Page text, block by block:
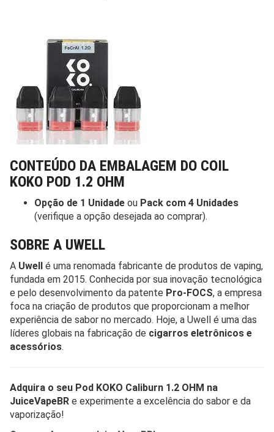
CONTEÚDO DA EMBALAGEM DO COIL
KOKO POD 1.2 OHM
Opção de 1 Unidade ou Pack com 4 Unidades
(verifique a opção desejada ao comprar).
SOBRE A UWELL
A Uwell é uma renomada fabricante de produtos de vaping,
fundada em 2015. Conhecida por sua inovação tecnológica
e pelo desenvolvimento da patente Pro-FOCS, a empresa
foca na criação de produtos que proporcionam a melhor
experiência de sabor no mercado. Hoje, a Uwell é uma das
líderes globais na fabricação de cigarros eletrônicos e
acessórios.
Adquira o seu Pod KOKO Caliburn 1.2 OHM na
JuiceVapeBR e experimente a excelência do sabor e da
vaporização!